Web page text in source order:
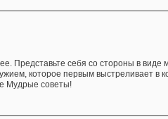
Представьте себя со стороны в
которое первым выстреливает в
Мудрые советы!